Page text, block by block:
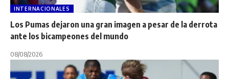
INTERNACIONALES
Los Pumas dejaron una gran imagen a pesar de la derrota
ante los bicampeones del mundo
08/08/2026